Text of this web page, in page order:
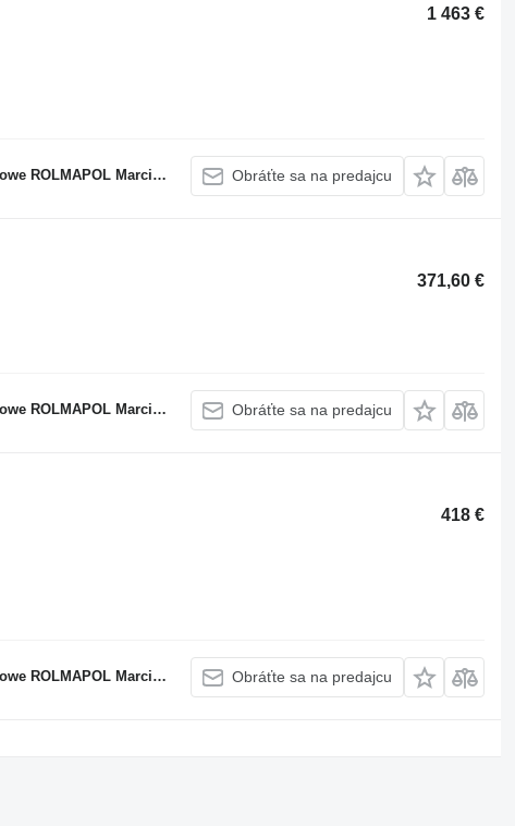
1 463 €
Marcin Dziekan Obráťte sa na predajcu
371,60 €
Marcin Dziekan Obráťte sa na predajcu
418 €
Marcin Dziekan Obráťte sa na predajcu